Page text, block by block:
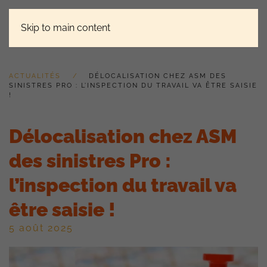
Skip to main content
ACTUALITÉS
DÉLOCALISATION CHEZ ASM DES
SINISTRES PRO : L’INSPECTION DU TRAVAIL VA ÊTRE SAISIE
!
Délocalisation chez ASM
des sinistres Pro :
l’inspection du travail va
être saisie !
5 août 2025